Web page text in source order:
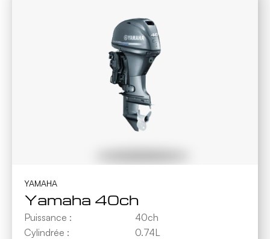
YAMAHA
Yamaha 40ch
Puissance :
40ch
Cylindrée :
0.74L